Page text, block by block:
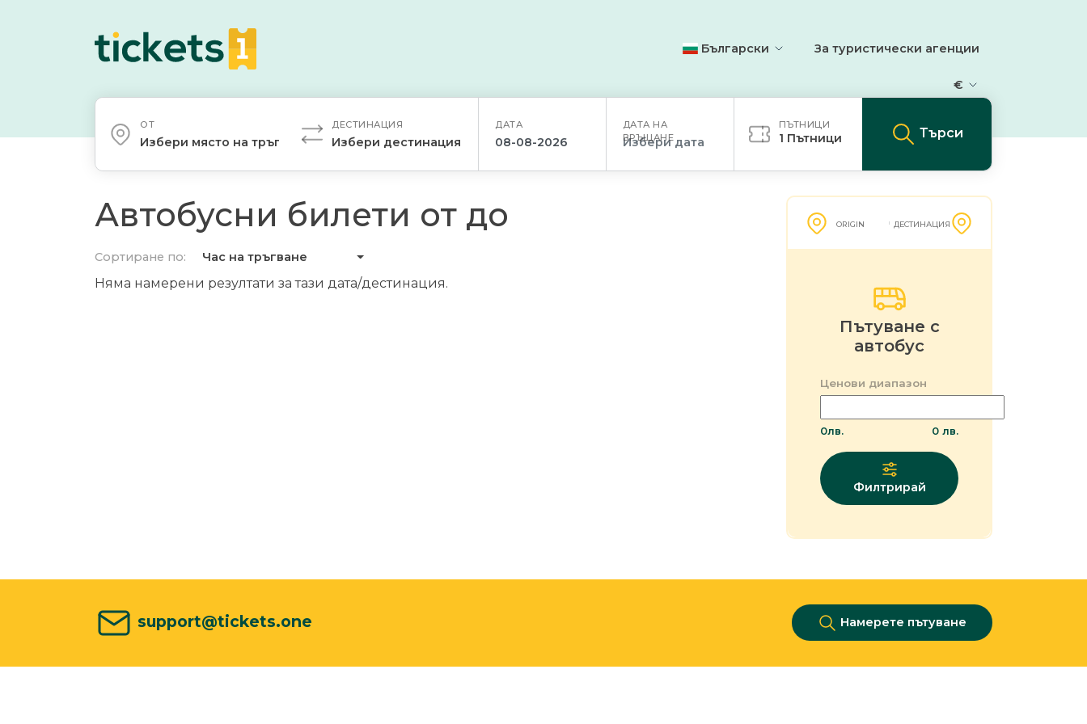
Български За туристически агенции
€
ОТ
Избери място на тръгване
ДЕСТИНАЦИЯ
Избери дестинация
ДАТА
ДАТА НА
ВРЪЩАНЕ
ПЪТНИЦИ
1 Пътници Търси
Автобусни билети от до
Сортиране по: Час на тръгване
Няма намерени резултати за тази дата/дестинация.
ORIGIN ДЕСТИНАЦИЯ
Пътуване с
автобус
Ценови диапазон
0лв. 0 лв.
Филтрирай
support@tickets.one Намерете пътуване